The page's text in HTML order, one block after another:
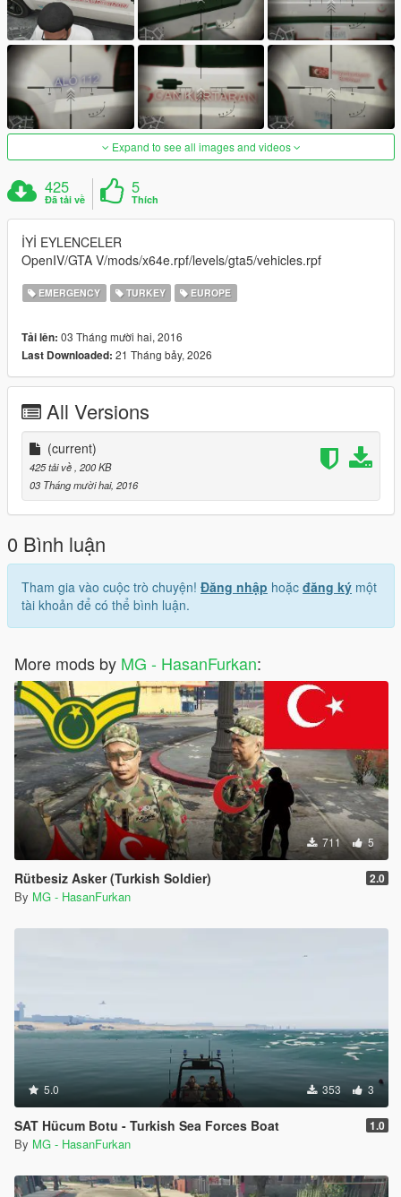
Expand to see all images and videos
425
Đã tải về
5
Thích
İYİ EYLENCELER
OpenIV/GTA V/mods/x64e.rpf/levels/gta5/vehicles.rpf
EMERGENCY TURKEY EUROPE
Tải lên: 03 Tháng mười hai, 2016
Last Downloaded: 21 Tháng bảy, 2026
All Versions
(current)
425 tải về, 200 KB
03 Tháng mười hai, 2016
0 Bình luận
Tham gia vào cuộc trò chuyện! Đăng nhập hoặc đăng ký một
tài khoản để có thể bình luận.
More mods by MG - HasanFurkan:
711 5
Rütbesiz Asker (Turkish Soldier) 2.0
By MG - HasanFurkan
5.0 353 3
SAT Hücum Botu - Turkish Sea Forces Boat 1.0
By MG - HasanFurkan